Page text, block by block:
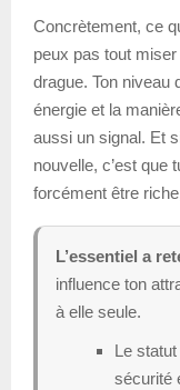
Concrètement, ce
peux pas tout
drague. Ton niveau
énergie et la
aussi un signal. Et
nouvelle, c’est que
forcément être
L’essentiel a
influence ton
à elle seule.
Le
sécurité